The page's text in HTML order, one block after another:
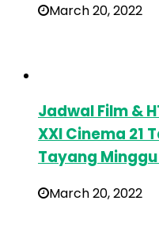
March 20, 2022
Jadwal Film &
XXI Cinema 21
Tayang
March 20, 2022